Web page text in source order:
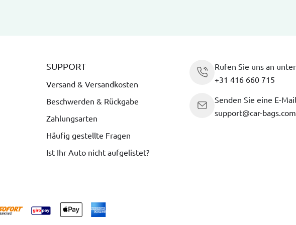
SUPPORT
Versand & Versandkosten
Beschwerden & Rückgabe
Zahlungsarten
Häufig gestellte Fragen
Ist Ihr Auto nicht aufgelistet?
Rufen Sie uns an unter
+31 416 660 715
Senden Sie eine E-Mail
support@car-bags.com